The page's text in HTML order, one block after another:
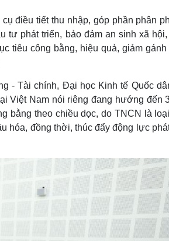
Giải trí
Sao Việt
điều tiết thu nhập, góp phần phân
tư phát triển, bảo đảm an sinh xã
tiêu công bằng, hiệu quả, giảm gánh
- Tài chính, Đại học Kinh tế Quốc
Việt Nam nói riêng đang hướng đến
bằng theo chiều dọc, do TNCN là
hóa, đồng thời, thúc đẩy động lực